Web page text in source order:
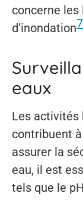
concerne les
d’inondation7
eaux
Les activités
contribuent
assurer la
eau, il est
tels que le